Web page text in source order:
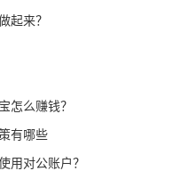
起来？
怎么赚钱？
有哪些
用对公账户？